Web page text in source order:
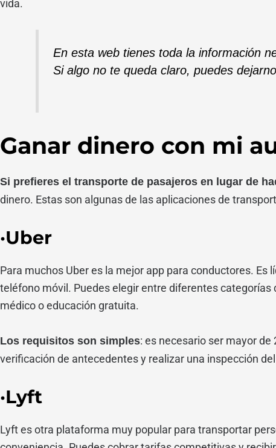
vida.
En esta web tienes toda la información
Si algo no te queda claro, puedes
Ganar dinero con mi
Si prefieres el transporte de pasajeros en lugar de
dinero. Estas son algunas de las aplicaciones de
·Uber
Para muchos Uber es la mejor app para conductores.
teléfono móvil. Puedes elegir entre diferentes
médico o educación gratuita.
Los requisitos son simples: es necesario ser mayor
verificación de antecedentes y realizar una inspección
·Lyft
Lyft es otra plataforma muy popular para transportar